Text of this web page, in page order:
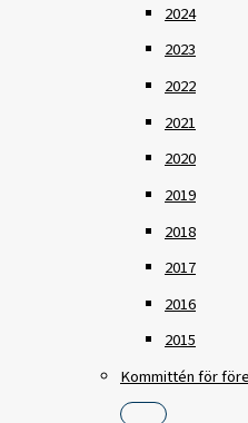
2024
2023
2022
2021
2020
2019
2018
2017
2016
2015
Kommittén för